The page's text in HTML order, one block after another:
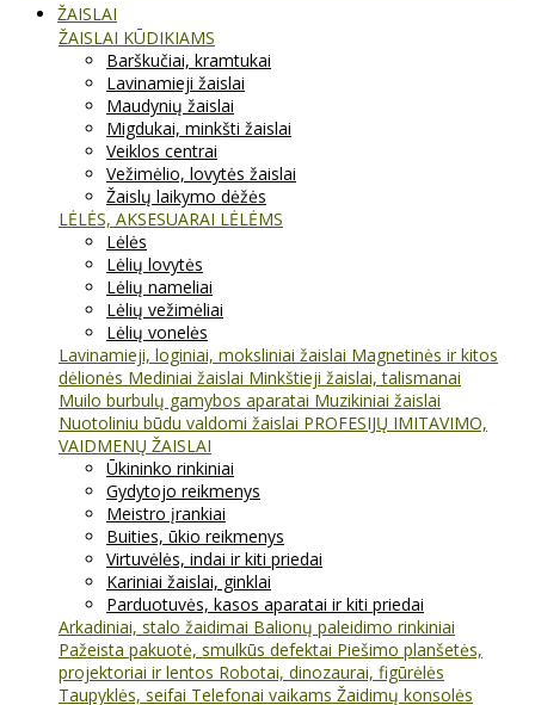
ŽAISLAI
ŽAISLAI KŪDIKIAMS
Barškučiai, kramtukai
Lavinamieji žaislai
Maudynių žaislai
Migdukai, minkšti žaislai
Veiklos centrai
Vežimėlio, lovytės žaislai
Žaislų laikymo dėžės
LĖLĖS, AKSESUARAI LĖLĖMS
Lėlės
Lėlių lovytės
Lėlių nameliai
Lėlių vežimėliai
Lėlių vonelės
Lavinamieji, loginiai, moksliniai žaislai Magnetinės ir kitos
dėlionės Mediniai žaislai Minkštieji žaislai, talismanai
Muilo burbulų gamybos aparatai Muzikiniai žaislai
Nuotoliniu būdu valdomi žaislai PROFESIJŲ IMITAVIMO,
VAIDMENŲ ŽAISLAI
Ūkininko rinkiniai
Gydytojo reikmenys
Meistro įrankiai
Buities, ūkio reikmenys
Virtuvėlės, indai ir kiti priedai
Kariniai žaislai, ginklai
Parduotuvės, kasos aparatai ir kiti priedai
Arkadiniai, stalo žaidimai Balionų paleidimo rinkiniai
Pažeista pakuotė, smulkūs defektai Piešimo planšetės,
projektoriai ir lentos Robotai, dinozaurai, figūrėlės
Taupyklės, seifai Telefonai vaikams Žaidimų konsolės